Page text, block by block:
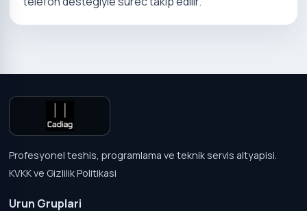
Profesyonel teshis, programlama ve teknik servis altyapisi.
KVKK ve Gizlilik Politikasi
Urun Gruplari